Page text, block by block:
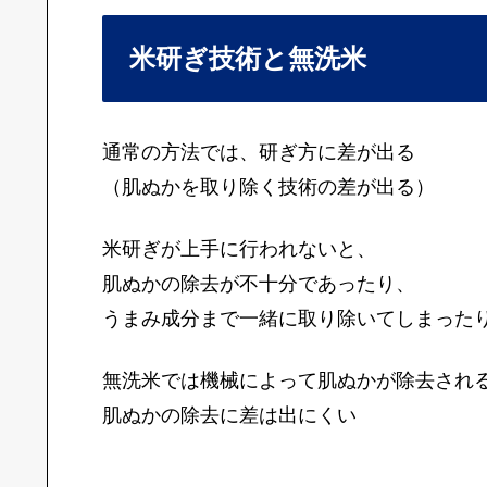
米研ぎ技術と無洗米
通常の方法では、研ぎ方に差が出る
（肌ぬかを取り除く技術の差が出る）
米研ぎが上手に行われないと、
肌ぬかの除去が不十分であったり、
うまみ成分まで一緒に取り除いてしまった
無洗米では機械によって肌ぬかが除去され
肌ぬかの除去に差は出にくい